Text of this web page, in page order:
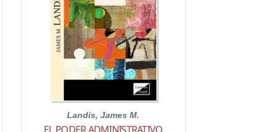
Landis, James M.